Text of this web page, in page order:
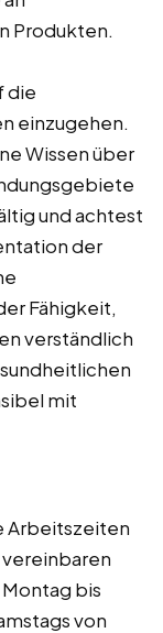
Produkten.
die
einzugehen.
Wissen über
und achtest
der
Fähigkeit,
verständlich
mit
Arbeitszeiten
bis
von